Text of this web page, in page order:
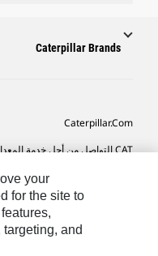
Caterpillar Brands
Caterpillar.com
CAT التواصل من أجل خدمة المعدات ودعم
تفضيلات التسويق الخاصة بي
خريطة الموقع
Cookie Settings
your
for the site to
and